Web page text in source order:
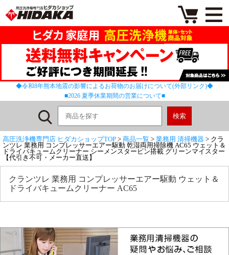
◆令和8年熊本地震の影響によるお荷物のお届けについて(外部リンク)◆
■2026 夏季休業期間の営業について■
高圧洗浄機専門店 ヒダカショップTOP > 商品一覧 > 業務用 清掃機器 > クラ
ンツレ 業務用 コンプレッサーエアー駆動 乾湿両用掃除機 AC65 ウェット＆
ドライバキュームクリーナー シーメンスタービン搭載 グリーンマイスター
【代引き不可・メーカー直送】
クランツレ 業務用 コンプレッサーエアー駆動 ウェット＆
ドライバキュームクリーナー AC65